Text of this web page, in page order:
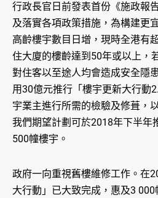
行政長官日前發表首份《施政報
及落實各項政策措施，為構建更
高齡樓宇數目日增，現時全港有
住大廈的樓齡達到50年或以上，
對住客以至途人均會造成安全隱
用30億元推行「樓宇更新大行動
宇業主進行所需的檢驗及修葺，
我們期望計劃可於2018年下半年
500幢樓宇。
政府一向重視舊樓維修工作。在
大行動」已大致完成，惠及3